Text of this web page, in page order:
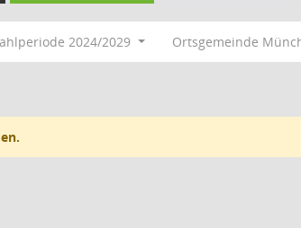
2024/2029 Ortsgemeinde